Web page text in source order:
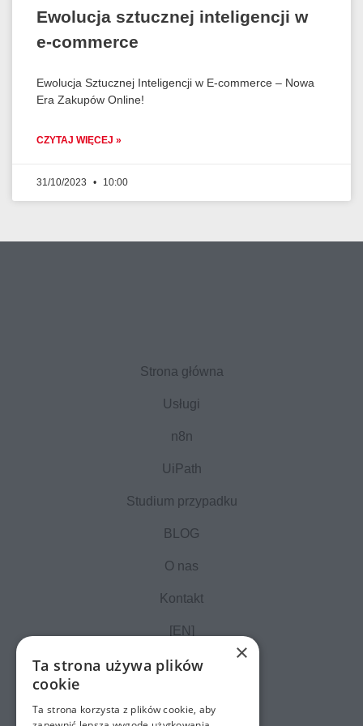
Ewolucja sztucznej inteligencji w
e-commerce
Ewolucja Sztucznej Inteligencji w E-commerce – Nowa
Era Zakupów Online!
CZYTAJ WIĘCEJ »
31/10/2023 10:00
Strona główna
Usługi
n8n
UiPath
Studium przypadku
BLOG
O nas
Kontakt
[EN]
×
Ta strona używa plików
cookie
Ta strona korzysta z plików cookie, aby